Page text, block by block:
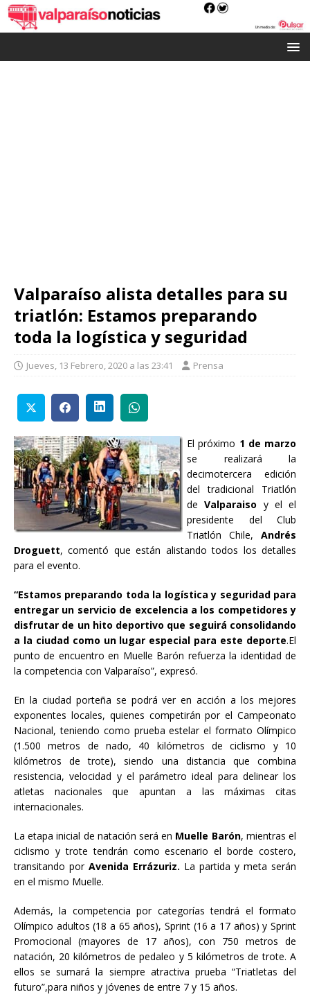
Valparaíso alista detalles para su
triatlón: Estamos preparando
toda la logística y seguridad
Jueves, 13 Febrero, 2020 a las 23:41 Prensa
El próximo 1 de marzo
se realizará la
decimotercera edición
del tradicional Triatlón
deValparaiso y el el
presidente del Club
Triatlón Chile, Andrés
Droguett, comentó que están alistando todos los detalles
para el evento.
“Estamos preparando toda la logística y seguridad para
entregar un servicio de excelencia a los competidores y
disfrutar de un hito deportivo que seguirá consolidando
a la ciudad como un lugar especial para este deporte.El
punto de encuentro en Muelle Barón refuerza la identidad de
la competencia con Valparaíso”, expresó.
En la ciudad porteña se podrá ver en acción a los mejores
exponentes locales, quienes competirán por el Campeonato
Nacional, teniendo como prueba estelar el formato Olímpico
(1.500 metros de nado, 40 kilómetros de ciclismo y 10
kilómetros de trote), siendo una distancia que combina
resistencia, velocidad y el parámetro ideal para delinear los
atletas nacionales que apuntan a las máximas citas
internacionales.
La etapa inicial de natación será en Muelle Barón, mientras el
ciclismo y trote tendrán como escenario el borde costero,
transitando por Avenida Errázuriz. La partida y meta serán
en el mismo Muelle.
Además, la competencia por categorías tendrá el formato
Olímpico adultos (18 a 65 años), Sprint (16 a 17 años) y Sprint
Promocional (mayores de 17 años), con 750 metros de
natación, 20 kilómetros de pedaleo y 5 kilómetros de trote. A
ellos se sumará la siempre atractiva prueba “Triatletas del
futuro”,para niños y jóvenes de entre 7 y 15 años.